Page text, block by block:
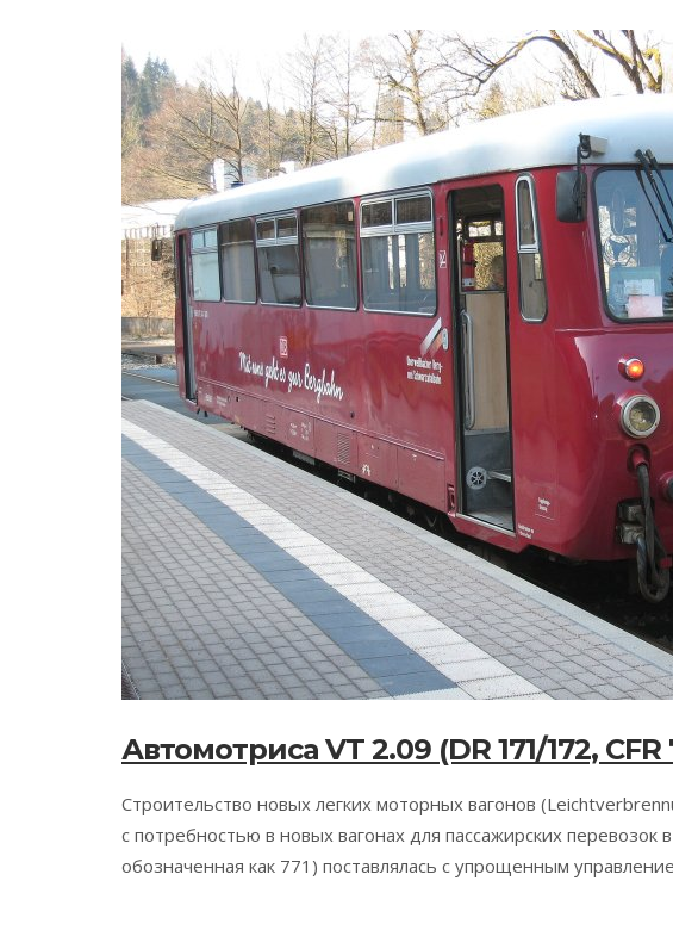
Автомотриса VT 2.09 (DR 171/172, CFR
Строительство новых легких моторных вагонов
с потребностью в новых вагонах для пассажирских перевозок
обозначенная как 771) поставлялась с упрощенным